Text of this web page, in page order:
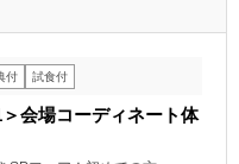
付 試食付
会場コーディネート体